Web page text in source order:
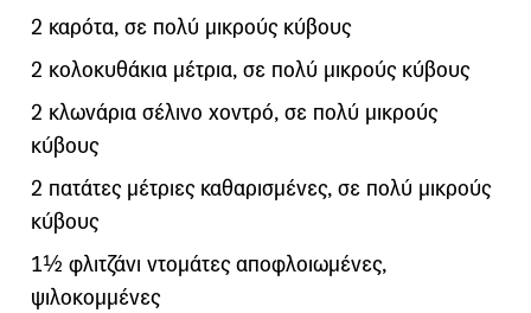
2 καρότα, σε πολύ μικρούς κύβους
2 κολοκυθάκια μέτρια, σε πολύ μικρούς κύβους
2 κλωνάρια σέλινο χοντρό, σε πολύ μικρούς
κύβους
2 πατάτες μέτριες καθαρισμένες, σε πολύ μικρούς
κύβους
1½ φλιτζάνι ντομάτες αποφλοιωμένες,
ψιλοκομμένες